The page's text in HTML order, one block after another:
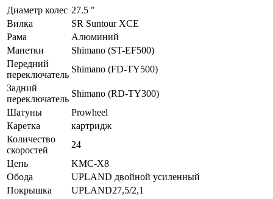
Диаметр колес 27.5 "
Вилка
SR Suntour XCE
Рама
Алюминий
Манетки
Shimano (ST-EF500)
Передний
переключатель
Shimano (FD-TY500)
Задний
переключатель
Shimano (RD-TY300)
Шатуны
Prowheel
Каретка
картридж
Количество
скоростей
24
Цепь
KMC-X8
Обода
UPLAND двойной усиленный
Покрышка
UPLAND27,5/2,1